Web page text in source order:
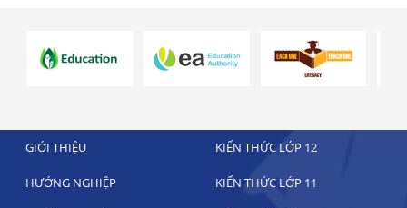
GIỚI THIỆU KIẾN THỨC LỚP 12
HƯỚNG NGHIỆP KIẾN THỨC LỚP 11